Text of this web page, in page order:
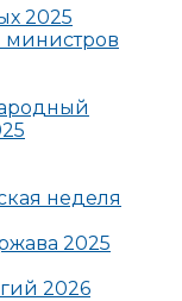
2025
неделя
2025
2026